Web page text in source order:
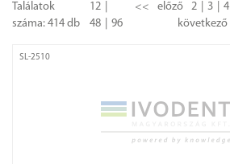
Találatok
száma: 414 db
12
48
96
<< előző 2 3 4
következő
SL-2510